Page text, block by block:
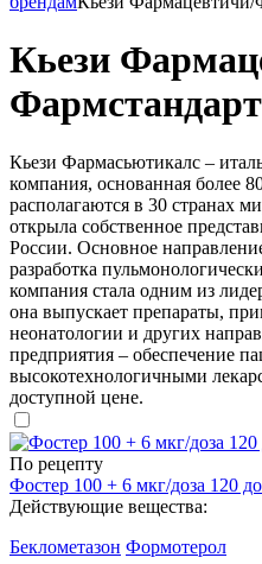
Кьези
Кьези Фармасьютикалс –
компания, основанная более
располагаются в 30 странах
открыла собственное
России. Основное
разработка
компания стала одним из
она выпускает препараты,
неонатологии и других
предприятия – обеспечение
высокотехнологичными
доступной цене.
По рецепту
Фостер 100 + 6 мкг/доза 120
Действующие вещества:
Беклометазон Формотерол